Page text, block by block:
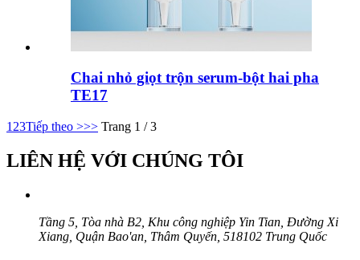
Chai nhỏ giọt trộn serum-bột hai pha
TE17
1 23Tiếp theo >>> Trang 1 / 3
LIÊN HỆ VỚI CHÚNG TÔI
Tầng 5, Tòa nhà B2, Khu công nghiệp Yin Tian, ​​Đường Xi
Xiang, Quận Bao'an, Thâm Quyến, 518102 Trung Quốc